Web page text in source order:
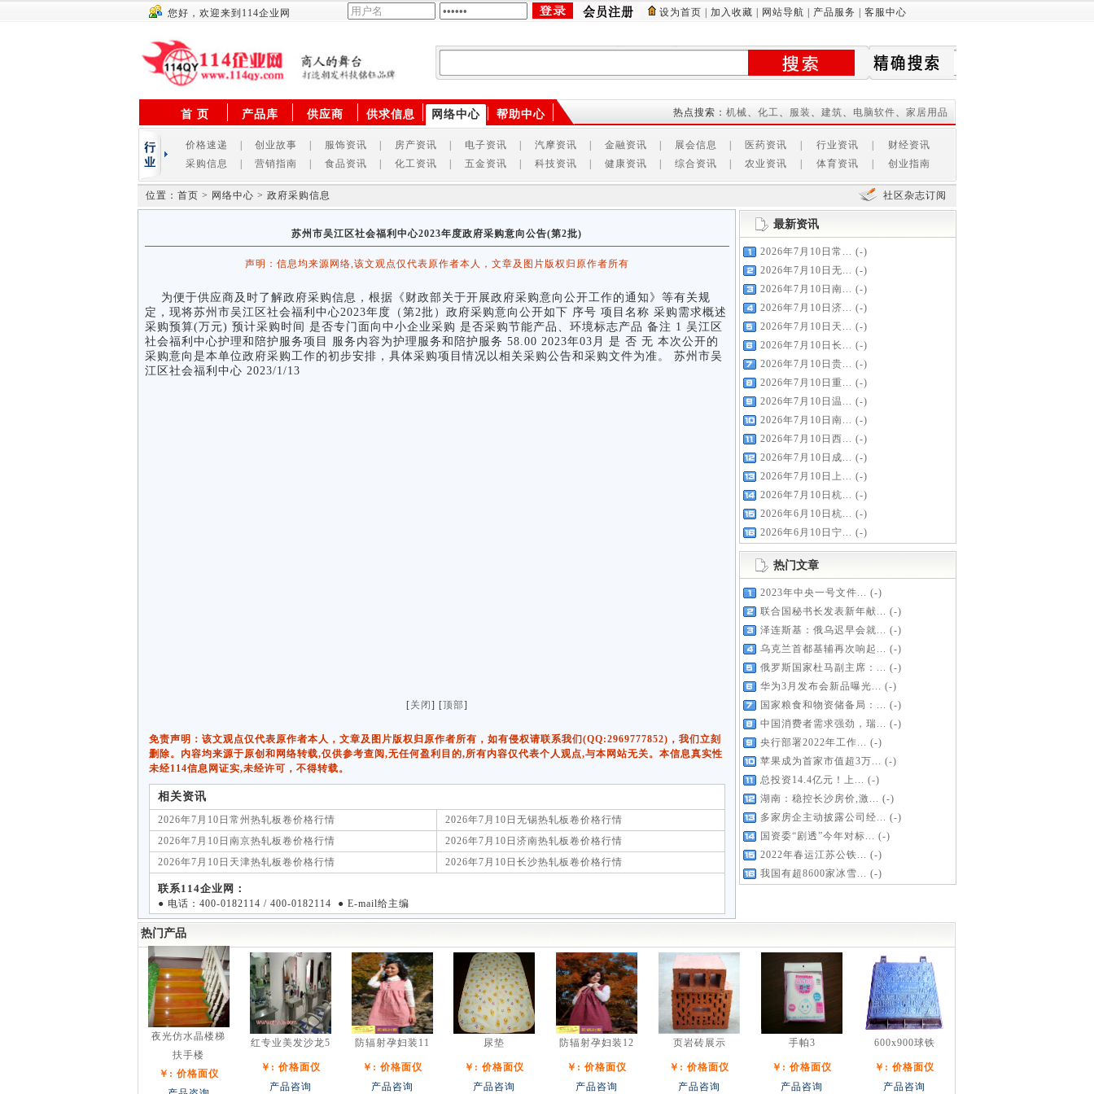
您好，欢迎来到114企业网 设为首页 加入收藏 网站导航 产品服务 客服中心
首 页 产品库 供应商 供求信息 网络中心 帮助中心 热点搜索： 机械、 化工、 服装 、 建筑、 电脑软件、 家居用品
价格速递 创业故事 服饰资讯 房产资讯 电子资讯 汽摩资讯 金融资讯 展会信息 医药资讯 行业资讯
财经资讯
采购信息
营销指南 食品资讯 化工资讯 五金资讯 科技资讯 健康资讯 综合资讯 农业资讯 体育资讯 创业指南
位置：首页 > 网络中心 > 政府采购信息 社区杂志订阅
苏州市吴江区社会福利中心2023年度政府采购意向公告(第2批)
声明：信息均来源网络,该文观点仅代表原作者本人，文章及图片版权归原作者所有
为便于供应商及时了解政府采购信息，根据《财政部关于开展政府采购意向公开工作的通知》等有关规
定，现将苏州市吴江区社会福利中心2023年度（第2批）政府采购意向公开如下 序号 项目名称 采购需求概述
采购预算(万元) 预计采购时间 是否专门面向中小企业采购 是否采购节能产品、环境标志产品 备注 1 吴江区
社会福利中心护理和陪护服务项目 服务内容为护理服务和陪护服务 58.00 2023年03月 是 否 无 本次公开的
采购意向是本单位政府采购工作的初步安排，具体采购项目情况以相关采购公告和采购文件为准。 苏州市吴
江区社会福利中心 2023/1/13
[关闭 ] [顶部]
免责声明：该文观点仅代表原作者本人，文章及图片版权归原作者所有，如有侵权请联系我们(QQ:2969777852)，我们立刻
删除。内容均来源于原创和网络转载,仅供参考查阅,无任何盈利目的,所有内容仅代表个人观点,与本网站无关。本信息真实性
未经114信息网证实,未经许可，不得转载。
相关资讯
2026年7月10日常州热轧板卷价格行情
2026年7月10日无锡热轧板卷价格行情
2026年7月10日南京热轧板卷价格行情
2026年7月10日济南热轧板卷价格行情
2026年7月10日天津热轧板卷价格行情
2026年7月10日长沙热轧板卷价格行情
联系114企业网：
● 电话：400-0182114 / 400-0182114 ● E-mail给主编
最新资讯
2026年7月10日常... (-)
2026年7月10日无... (-)
2026年7月10日南... (-)
2026年7月10日济... (-)
2026年7月10日天... (-)
2026年7月10日长... (-)
2026年7月10日贵... (-)
2026年7月10日重... (-)
2026年7月10日温... (-)
2026年7月10日南... (-)
2026年7月10日西... (-)
2026年7月10日成... (-)
2026年7月10日上... (-)
2026年7月10日杭... (-)
2026年6月10日杭... (-)
2026年6月10日宁... (-)
热门文章
2023年中央一号文件... (-)
联合国秘书长发表新年献... (-)
泽连斯基：俄乌迟早会就... (-)
乌克兰首都基辅再次响起... (-)
俄罗斯国家杜马副主席：... (-)
华为3月发布会新品曝光... (-)
国家粮食和物资储备局：... (-)
中国消费者需求强劲，瑞... (-)
央行部署2022年工作... (-)
苹果成为首家市值超3万... (-)
总投资14.4亿元！上... (-)
湖南：稳控长沙房价,激... (-)
多家房企主动披露公司经... (-)
国资委“剧透”今年对标... (-)
2022年春运江苏公铁... (-)
我国有超8600家冰雪... (-)
热门产品
夜光仿水晶楼梯
扶手楼
￥: 价格面仪
红专业美发沙龙5
￥: 价格面仪
产品咨询
防辐射孕妇装11
￥: 价格面仪
产品咨询
尿垫
￥: 价格面仪
产品咨询
防辐射孕妇装12
￥: 价格面仪
产品咨询
页岩砖展示
￥: 价格面仪
产品咨询
手帕3
￥: 价格面仪
产品咨询
600x900球铁
￥: 价格面仪
产品咨询